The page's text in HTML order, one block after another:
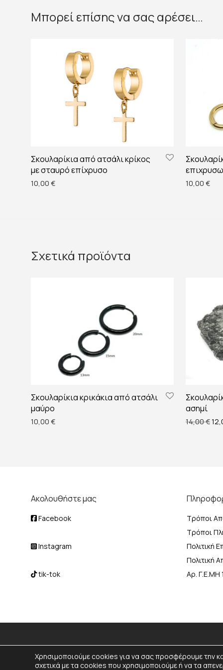
Μπορεί επίσης να σας αρέσει…
Σκουλαρίκια από ατσάλι κρίκος
με σταυρό επίχρυσο
10,00 € 10,00 €
Σχετικά προϊόντα
Σκουλαρίκια κρικάκια από ατσάλι
μαύρο
10,00 €
ασημί
14,00€
Ακολουθήστε μας
Facebook
Instagram
tik-tok
Τρόποι
Τρόποι
Πολιτική
Πολιτική
Αρ. Γ.Ε.ΜΗ
Χρησιμοποιούμε cookies για να σας προσφέρουμε την
σχετικά με τα cookies που χρησιμοποιούμε ή να τα